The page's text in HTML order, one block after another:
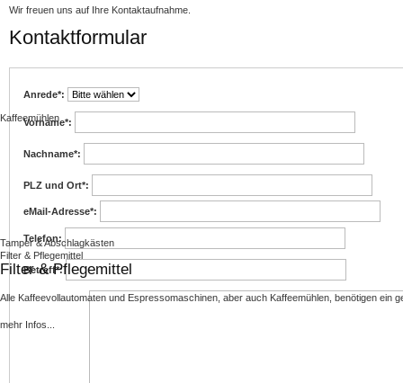
Kaffeemühlen
Tamper & Abschlagkästen
Filter & Pflegemittel
Filter & Pflegemittel
Alle Kaffeevollautomaten und Espressomaschinen, aber auch Kaffeemühlen, benötigen ein
mehr Infos...
Wir freuen uns auf Ihre Kontaktaufnahme.
Kontaktformular
Anrede*:
Vorname*:
Nachname*:
PLZ und Ort*:
eMail-Adresse*:
Telefon:
Betreff*: